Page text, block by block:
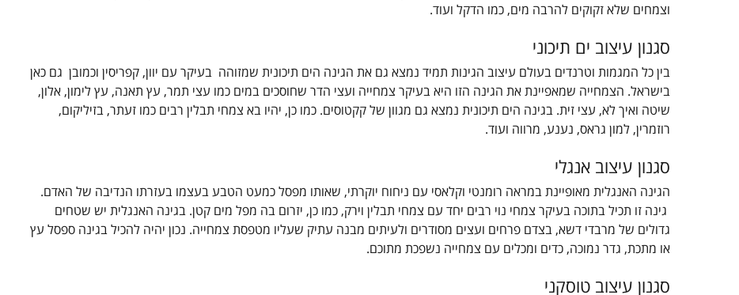
וצמחים שלא זקוקים להרבה מים, כמו הדקל ועוד.
סגנון עיצוב ים תיכוני
בין כל המגמות וטרנדים בעולם עיצוב הגינות תמיד נמצא גם את הגינה הים תיכונית שמזוהה בעיקר עם יוון, קפריסין וכמובן גם כאן
בישראל. הצמחייה שמאפיינת את הגינה הזו היא בעיקר צמחייה ועצי הדר שחוסכים במים כמו עצי תמר, עץ תאנה, עץ לימון, אלון,
שיטה ואיך לא, עצי זית. בגינה הים תיכונית נמצא גם מגוון של קקטוסים. כמו כן, יהיו בא צמחי תבלין רבים כמו זעתר, בזיליקום,
רוזמרין, למון גראס, נענע, מרווה ועוד.
סגנון עיצוב אנגלי
הגינה האנגלית מאופיינת במראה רומנטי וקלאסי עם ניחוח יוקרתי, שאותו מפסל כמעט הטבע בעצמו בעזרתו הנדיבה של האדם.
גינה זו תכיל בתוכה בעיקר צמחי נוי רבים יחד עם צמחי תבלין וירק, כמו כן, יזרום בה מפל מים קטן. בגינה האנגלית יש שטחים
גדולים של מרבדי דשא, בצדם פרחים ועצים מסודרים ולעיתים מבנה עתיק שעליו מטפסת צמחייה. נכון יהיה להכיל בגינה ספסל עץ
או מתכת, גדר נמוכה, כדים ומכלים עם צמחייה נשפכת מתוכם.
סגנון עיצוב טוסקני